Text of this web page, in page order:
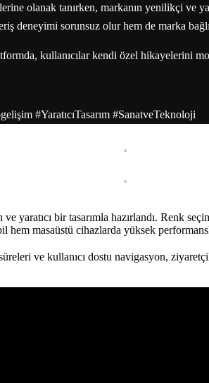
olanak tanırken, markanın yenilikçi ve
deneyimi sorunsuz olur hem de marka
kullanıcılar kendi özel hikayelerini
#YaratıcıTasarım #SanatveTeknoloji
yaratıcı bir tasarımla hazırlandı. Renk
hem masaüstü cihazlarda yüksek
ve kullanıcı dostu navigasyon,